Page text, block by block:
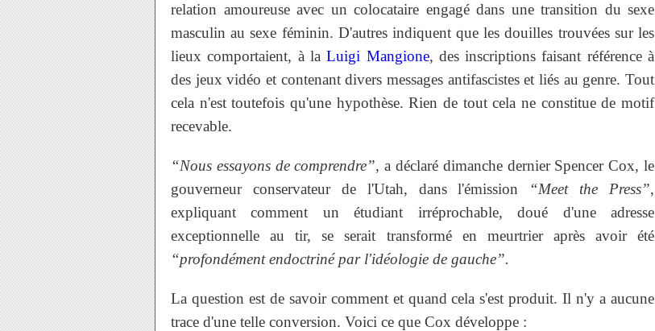
relation amoureuse avec un colocataire engagé dans une transition du sexe
masculin au sexe féminin. D'autres indiquent que les douilles trouvées sur les
lieux comportaient, à laLuigi Mangione, des inscriptions faisant référence à
des jeux vidéo et contenant divers messages antifascistes et liés au genre. Tout
cela n'est toutefois qu'une hypothèse. Rien de tout cela ne constitue de motif
recevable.
“Nous essayons de comprendre”, a déclaré dimanche dernier Spencer Cox, le
gouverneur conservateur de l'Utah, dans l'émission “Meet the Press”,
expliquant comment un étudiant irréprochable, doué d'une adresse
exceptionnelle au tir, se serait transformé en meurtrier après avoir été
“profondément endoctriné par l'idéologie de gauche”.
La question est de savoir comment et quand cela s'est produit. Il n'y a aucune
trace d'une telle conversion. Voici ce que Cox développe :